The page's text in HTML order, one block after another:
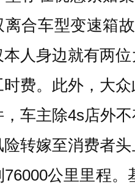
离合车型变速箱
本人身边就有两
时费。此外，大
，车主除4s店外
险转嫁至消费者
76000公里里程